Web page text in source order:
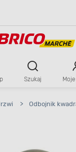
zawartości
Szukaj
> Odbojnik